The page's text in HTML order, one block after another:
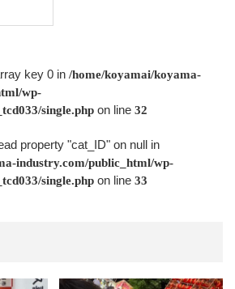
key 0 in /home/koyamai/koyama-
wp-
single.php on line 32
property "cat_ID" on null in
industry.com/public_html/wp-
single.php on line 33